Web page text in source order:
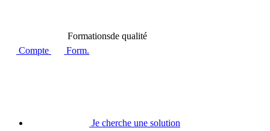
Formationsde qualité
Compte
Form.
Je cherche une solution